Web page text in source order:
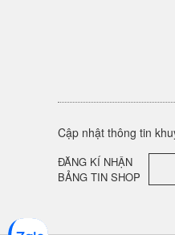
Cập nhật thông tin
ĐĂNG KÍ NHẬN
BẢNG TIN SHOP